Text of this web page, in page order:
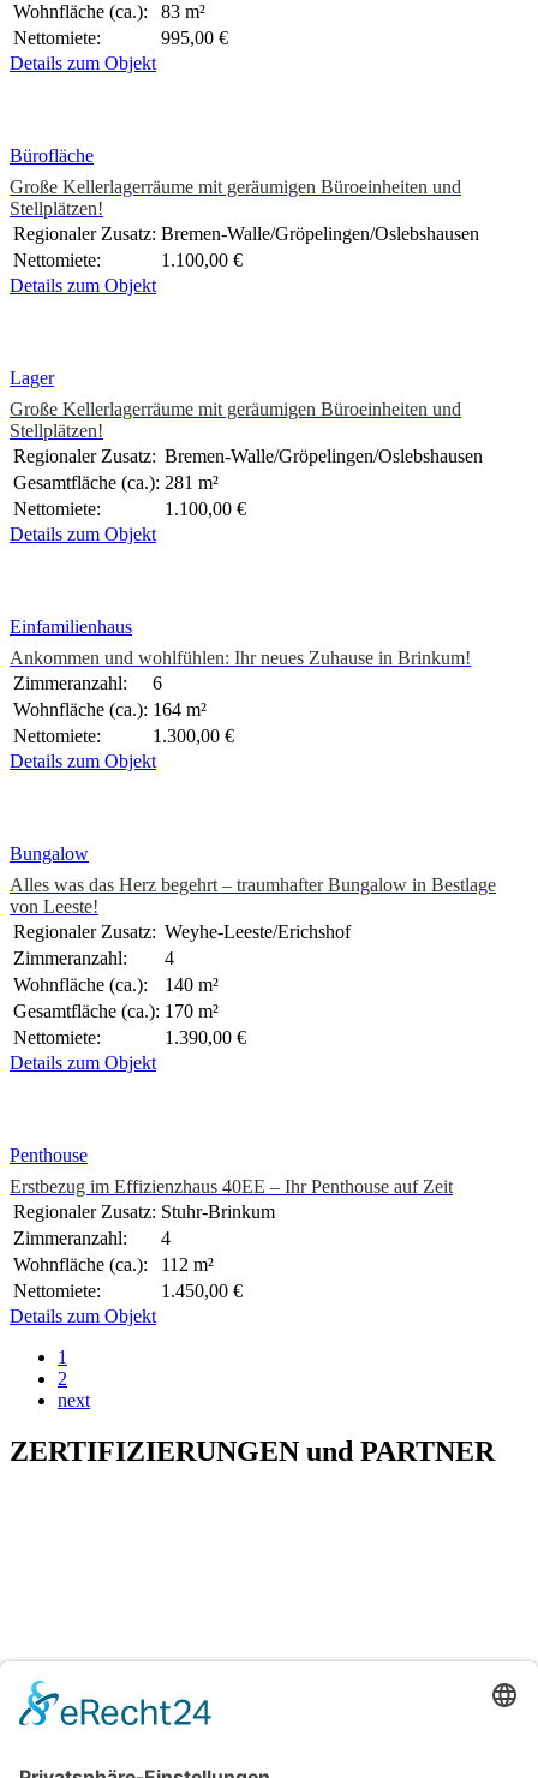
Wohnfläche (ca.):
83 m²
Nettomiete:
995,00 €
Details zum Objekt
Bürofläche
Große Kellerlagerräume mit geräumigen Büroeinheiten und
Stellplätzen!
Regionaler Zusatz: Bremen-Walle/Gröpelingen/Oslebshausen
Nettomiete:
1.100,00 €
Details zum Objekt
Lager
Große Kellerlagerräume mit geräumigen Büroeinheiten und
Stellplätzen!
Regionaler Zusatz: Bremen-Walle/Gröpelingen/Oslebshausen
Gesamtfläche (ca.): 281 m²
Nettomiete:
1.100,00 €
Details zum Objekt
Einfamilienhaus
Ankommen und wohlfühlen: Ihr neues Zuhause in Brinkum!
Zimmeranzahl:
6
Wohnfläche (ca.): 164 m²
Nettomiete:
1.300,00 €
Details zum Objekt
Bungalow
Alles was das Herz begehrt – traumhafter Bungalow in Bestlage
von Leeste!
Regionaler Zusatz: Weyhe-Leeste/Erichshof
Zimmeranzahl:
4
Wohnfläche (ca.):
140 m²
Gesamtfläche (ca.): 170 m²
Nettomiete:
1.390,00 €
Details zum Objekt
Penthouse
Erstbezug im Effizienzhaus 40EE – Ihr Penthouse auf Zeit
Regionaler Zusatz: Stuhr-Brinkum
Zimmeranzahl:
4
Wohnfläche (ca.):
112 m²
Nettomiete:
1.450,00 €
Details zum Objekt
1
2
next
ZERTIFIZIERUNGEN und PARTNER